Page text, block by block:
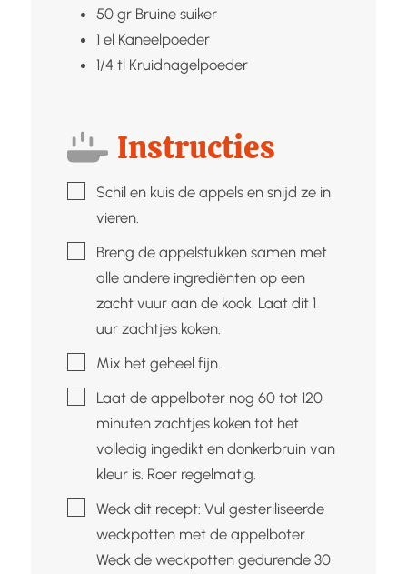
50 gr Bruine suiker
1 el Kaneelpoeder
1/4 tl Kruidnagelpoeder
Instructies
▢Schil en kuis de appels en snijd ze in
vieren.
▢Breng de appelstukken samen met
alle andere ingrediënten op een
zacht vuur aan de kook. Laat dit 1
uur zachtjes koken.
▢Mix het geheel fijn.
▢Laat de appelboter nog 60 tot 120
minuten zachtjes koken tot het
volledig ingedikt en donkerbruin van
kleur is. Roer regelmatig.
▢Weck dit recept: Vul gesteriliseerde
weckpotten met de appelboter.
Weck de weckpotten gedurende 30